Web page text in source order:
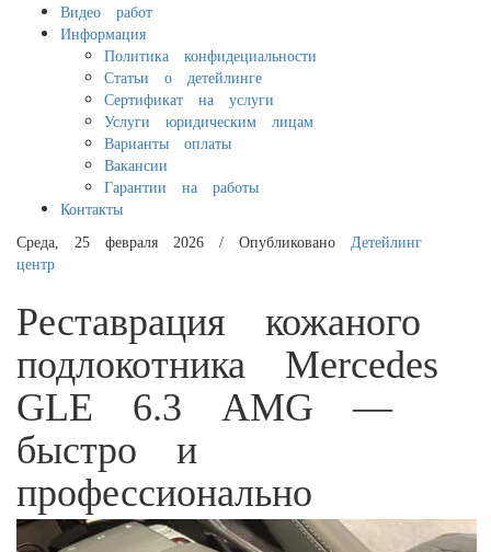
Видео работ
Информация
Политика конфидециальности
Статьи о детейлинге
Сертификат на услуги
Услуги юридическим лицам
Варианты оплаты
Вакансии
Гарантии на работы
Контакты
Среда, 25 февраля 2026
/ Опубликовано
Детейлинг
центр
Реставрация кожаного
подлокотника Mercedes
GLE 6.3 AMG —
быстро и
профессионально